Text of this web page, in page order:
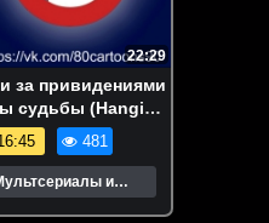
22:29
за привидениями
судьбы (Hanging
481
и